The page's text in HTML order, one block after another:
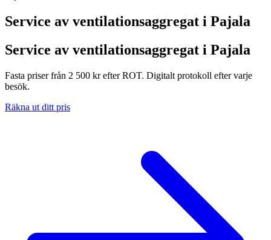
Service av ventilationsaggregat i Pajala
Service av ventilationsaggregat i Pajala
Fasta priser från 2 500 kr efter ROT. Digitalt protokoll efter varje
besök.
Räkna ut ditt pris